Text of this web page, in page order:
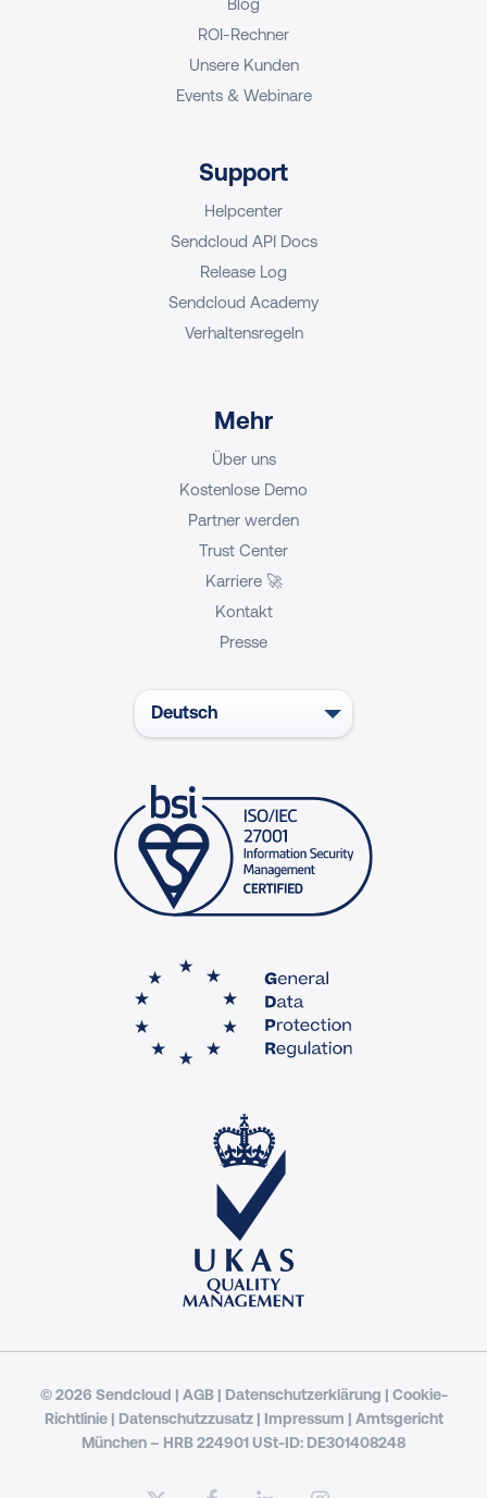
ROI-Rechner
Unsere Kunden
Events & Webinare
Support
Helpcenter
Sendcloud API Docs
Release Log
Sendcloud Academy
Verhaltensregeln
Mehr
Über uns
Kostenlose Demo
Partner werden
Trust Center
Karriere 🚀
Kontakt
Presse
Deutsch
© 2026 Sendcloud | AGB| Datenschutzerklärung | Cookie-
Richtlinie| Datenschutzzusatz| Impressum | Amtsgericht
München – HRB 224901 USt-ID: DE301408248